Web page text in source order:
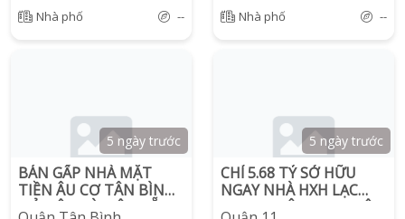
913 Nhà phố --
913 Nhà phố --
5 ngày trước
BÁN GẤP NHÀ MẶT
TIỀN ÂU CƠ TÂN BÌNH ,
NỞ HẬU TÀI LỘC, SẴN
5 ngày trước
CHỈ 5.68 TỶ SỞ HỮU
NGAY NHÀ HXH LẠC
LONG QUÂN, P.3, QUẬN